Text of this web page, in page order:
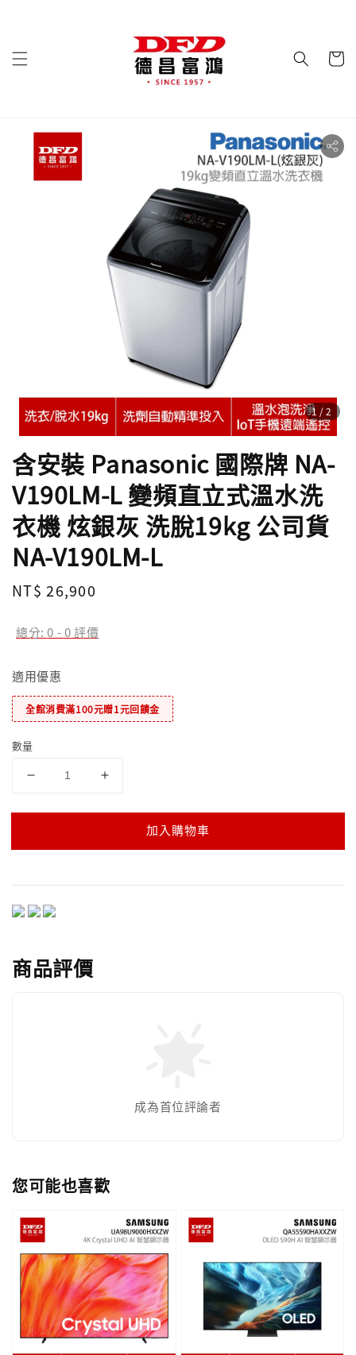
1 /2
含安裝 Panasonic 國際牌 NA-
V190LM-L 變頻直立式溫水洗
衣機 炫銀灰 洗脫19kg 公司貨
NA-V190LM-L
Regular
NT$ 26,900
總分:0 -0評價
適用優惠
全館消費滿100元贈1元回饋金
數量
加入購物車
商品評價
成為首位評論者
您可能也喜歡